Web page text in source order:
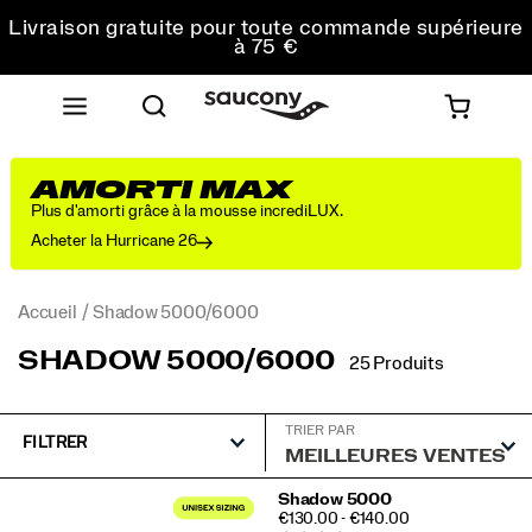
Livraison gratuite pour toute commande supérieure
à 75 €
Retours gratuits sur toutes les commandes
Obtenez 10 % de réduction sur votre première
AMORTI MAX
Plus d'amorti grâce à la mousse incrediLUX.
Acheter la Hurricane 26
Accueil Shadow 5000/6000
SHADOW 5000/6000 25 Produits
FILTRER
TRIER PAR
Shadow 5000
PRICE
€130.00 - €140.00